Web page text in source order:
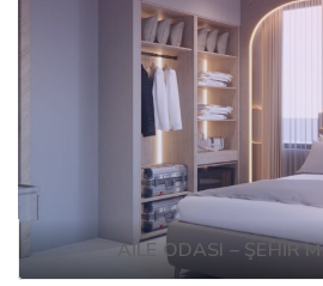
AİLE ODASI – ŞEHİR